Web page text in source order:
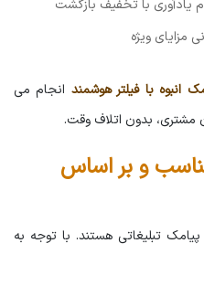
مزایای ویژه
انبوه با فیلتر هوشمند انجام می
مشتری، بدون اتلاف وقت.
و بر اساس
تبلیغاتی هستند. با توجه به